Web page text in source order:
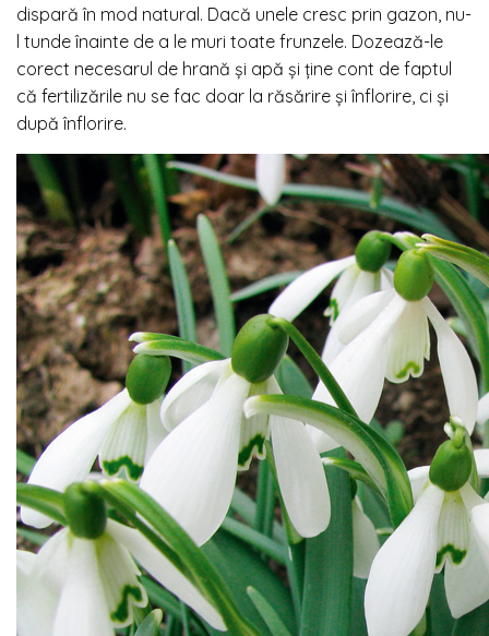
dispară în mod natural. Dacă unele cresc prin gazon, nu-
l tunde înainte de a le muri toate frunzele. Dozează-le
corect necesarul de hrană și apă și ține cont de faptul
că fertilizările nu se fac doar la răsărire și înflorire, ci și
după înflorire.